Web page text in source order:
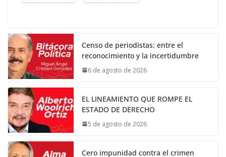
Censo de periodistas: entre el
reconocimiento y la incertidumbre
6 de agosto de 2026
EL LINEAMIENTO QUE ROMPE EL
ESTADO DE DERECHO
5 de agosto de 2026
Cero impunidad contra el crimen